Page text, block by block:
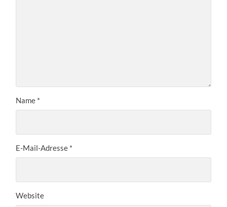
Name *
E-Mail-Adresse *
Website